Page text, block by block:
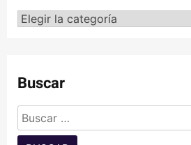
Categorías
Buscar
Buscar: